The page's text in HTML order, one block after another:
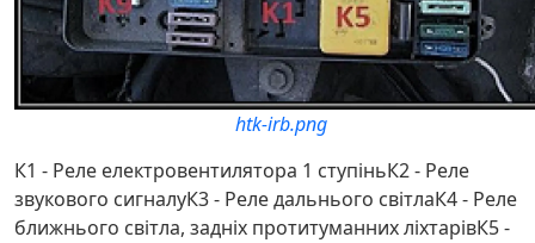
htk-irb.png
К1 - Реле електровентилятора 1 ступіньК2 - Реле
звукового сигналуК3 - Реле дальнього світлаК4 - Реле
ближнього світла, задніх протитуманних ліхтарівК5 -